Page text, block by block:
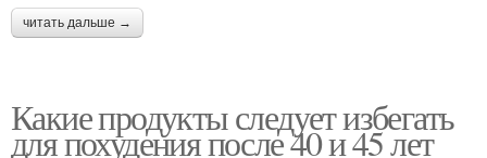
читать дальше →
Какие продукты следует избегать
для похудения после 40 и 45 лет